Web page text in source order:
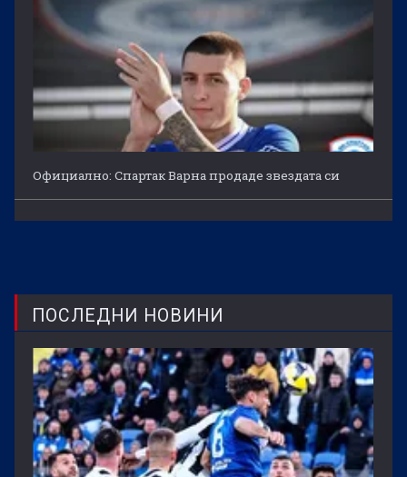
Официално: Спартак Варна продаде звездата си
ПОСЛЕДНИ НОВИНИ